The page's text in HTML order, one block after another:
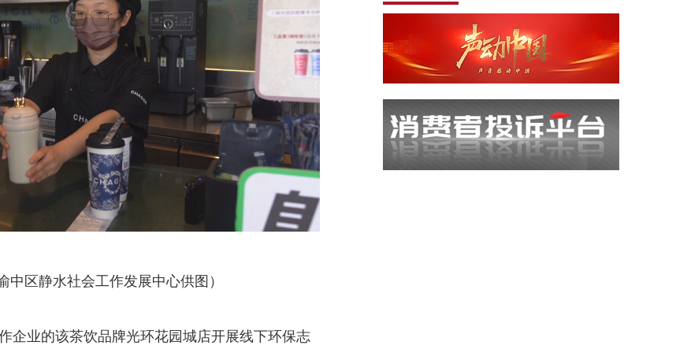
中区静水社会工作发展中心供图）
企业的该茶饮品牌光环花园城店开展线下环保志